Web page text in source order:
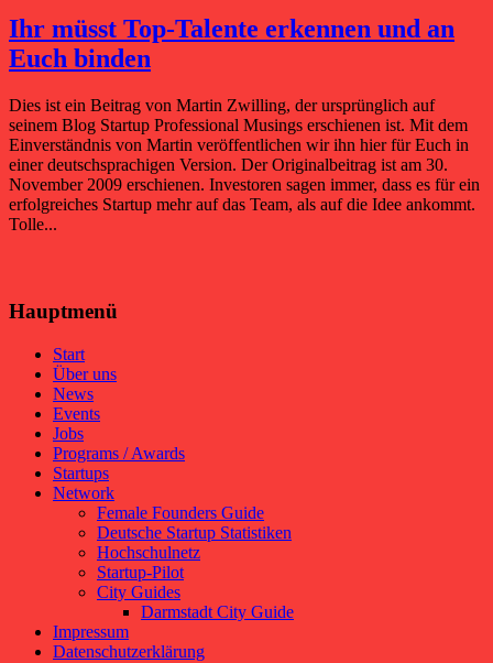
Ihr müsst Top-Talente erkennen und an
Euch binden
Dies ist ein Beitrag von Martin Zwilling, der ursprünglich auf
seinem Blog Startup Professional Musings erschienen ist. Mit dem
Einverständnis von Martin veröffentlichen wir ihn hier für Euch in
einer deutschsprachigen Version. Der Originalbeitrag ist am 30.
November 2009 erschienen. Investoren sagen immer, dass es für ein
erfolgreiches Startup mehr auf das Team, als auf die Idee ankommt.
Tolle...
Hauptmenü
Start
Über uns
News
Events
Jobs
Programs / Awards
Startups
Network
Female Founders Guide
Deutsche Startup Statistiken
Hochschulnetz
Startup-Pilot
City Guides
Darmstadt City Guide
Impressum
Datenschutzerklärung